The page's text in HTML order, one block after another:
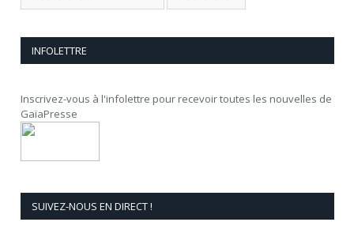
INFOLETTRE
Inscrivez-vous à l'infolettre pour recevoir toutes les nouvelles de
GaïaPresse
SUIVEZ-NOUS EN DIRECT !